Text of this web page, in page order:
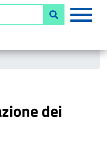
dei